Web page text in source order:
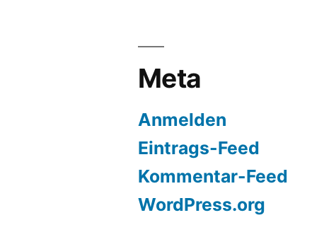
Meta
Anmelden
Eintrags-Feed
Kommentar-Feed
WordPress.org